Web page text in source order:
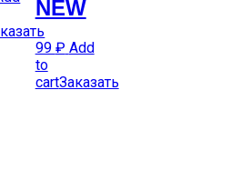
NEW
99 ₽ Add
to
cartЗаказать